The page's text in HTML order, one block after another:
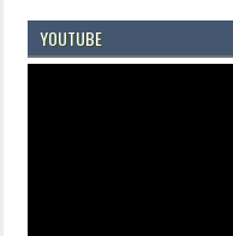
YOUTUBE